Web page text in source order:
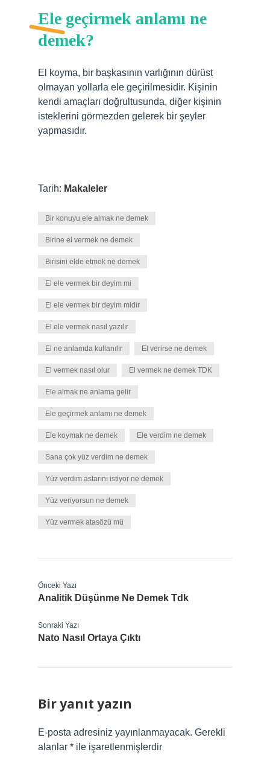
Ele geçirmek anlamı ne
demek?
El koyma, bir başkasının varlığının dürüst
olmayan yollarla ele geçirilmesidir. Kişinin
kendi amaçları doğrultusunda, diğer kişinin
isteklerini görmezden gelerek bir şeyler
yapmasıdır.
Tarih: Makaleler
Bir konuyu ele almak ne demek
Birine el vermek ne demek
Birisini elde etmek ne demek
El ele vermek bir deyim mi
El ele vermek bir deyim midir
El ele vermek nasıl yazılır
El ne anlamda kullanılır El verirse ne demek
El vermek nasıl olur El vermek ne demek TDK
Ele almak ne anlama gelir
Ele geçirmek anlamı ne demek
Ele koymak ne demek Ele verdim ne demek
Sana çok yüz verdim ne demek
Yüz verdim astarını istiyor ne demek
Yüz veriyorsun ne demek
Yüz vermek atasözü mü
Önceki Yazı
Analitik Düşünme Ne Demek Tdk
Sonraki Yazı
Nato Nasıl Ortaya Çıktı
Bir yanıt yazın
E-posta adresiniz yayınlanmayacak. Gerekli
alanlar * ile işaretlenmişlerdir